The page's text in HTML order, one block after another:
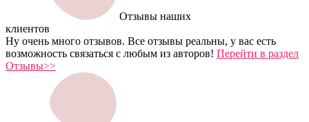
Отзывы наших
клиентов
Ну очень много отзывов. Все отзывы реальны, у вас есть
возможность связаться с любым из авторов! Перейти в раздел
Отзывы>>